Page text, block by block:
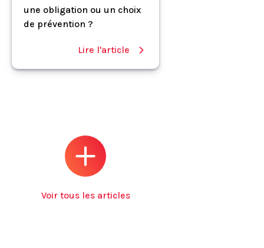
une obligation ou un choix
de prévention ?
Lire l'article
Voir tous les articles